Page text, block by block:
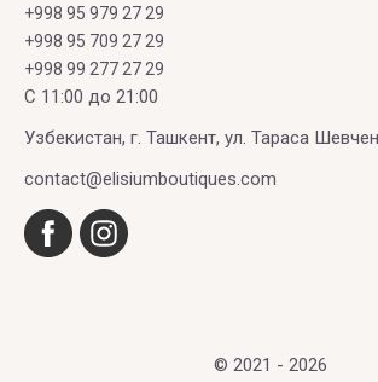
+998 95 979 27 29
+998 95 709 27 29
+998 99 277 27 29
C 11:00 до 21:00
Узбекистан, г. Ташкент, ул. Тараса
contact@elisiumboutiques.com
© 2021 - 2026